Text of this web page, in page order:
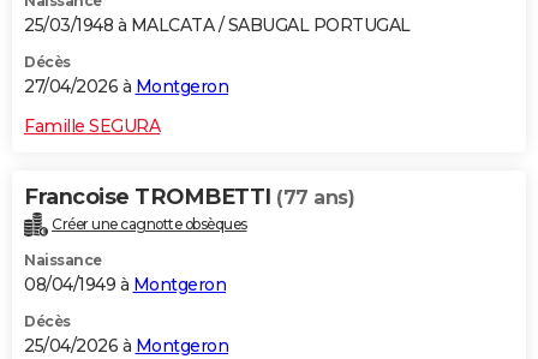
25/03/1948 à MALCATA / SABUGAL PORTUGAL
Décès
27/04/2026 à Montgeron
Famille SEGURA
Francoise TROMBETTI (77 ans)
Créer une cagnotte obsèques
Naissance
08/04/1949 à Montgeron
Décès
25/04/2026 à Montgeron